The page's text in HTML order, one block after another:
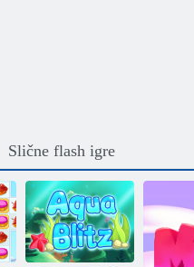
Slične flash igre